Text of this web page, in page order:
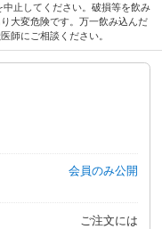
中止してください。破損等を飲み
大変危険です。万一飲み込んだ
師にご相談ください。
会員のみ公開
ご注文には